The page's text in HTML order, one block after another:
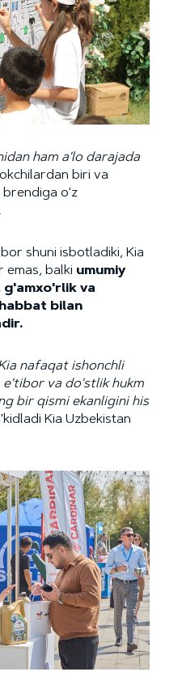
ham a'lo darajada
biri va
brendiga o'z
shuni isbotladiki, Kia
emas, balki umumiy
va
bilan
nafaqat ishonchli
va do'stlik hukm
bir qismi ekanligini his
Kia Uzbekistan